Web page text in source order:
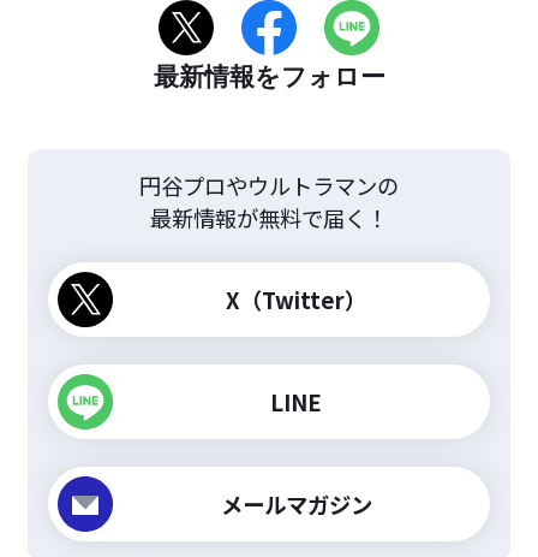
最新情報をフォロー
円谷プロやウルトラマンの
最新情報が無料で届く！
X（Twitter）
LINE
メールマガジン